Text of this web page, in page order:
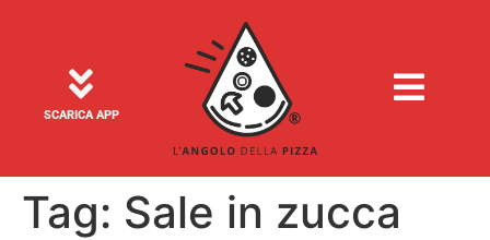
SCARICA APP
Tag: Sale in zucca